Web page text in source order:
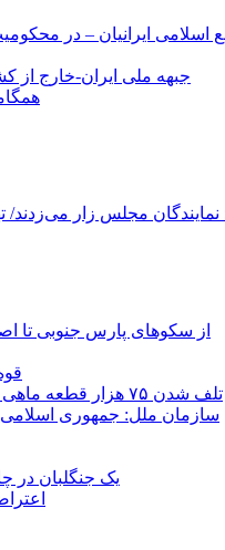
اسلامی ایرانیان – در
جبهه ملی ایران-خارج از
می‌زدند/ تهران در آتش؛ ۳۰ تیر ۱۳۳۱ میدان
از سکوهای پارس جنوبی
تلف شدن ۷۵ هزار قطعه ماهی در رودخانه مسقان شیراز بر اثر ورود شورابه فوق‌اشباع
سازمان ملل: جمهوری اسلامی
یک جنگلبان در